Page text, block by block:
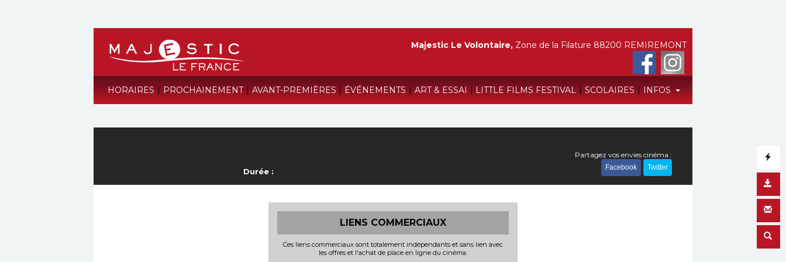
HORAIRES | PROCHAINEMENT | AVANT-PREMIÈRES | ÉVÉNEMENTS | ART & ESSAI | LITTLE FILMS FESTIVAL | SCOLAIRES | INFOS
Majestic Le Volontaire, Zone de la Filature 88200 REMIREMONT
Durée :
Partagez vos envies cinéma :
Facebook Twitter
LIENS COMMERCIAUX
Ces liens commerciaux sont totalement indépendants et sans lien avec
les offres et l'achat de place en ligne du cinéma.